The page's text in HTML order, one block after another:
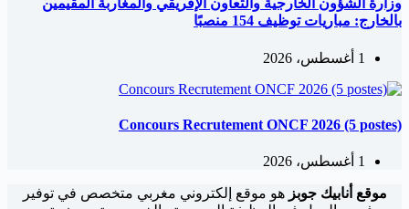
وزارة الشؤون الخارجية والتعاون الإفريقي والمغاربة المقيمين
بالخارج: مباريات توظيف 154 منصبًا
1 أغسطس، 2026
Concours Recrutement ONCF 2026 (5 postes)
1 أغسطس، 2026
موقع أنابيك جوبزهو موقع إلكتروني مغربي متخصص في توفير